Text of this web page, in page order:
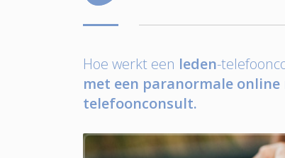
Hoe werkt een leden-
met een paranormale
telefoonconsult.